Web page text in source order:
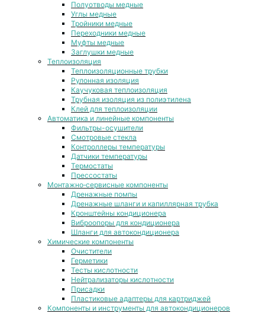
Полуотводы медные
Углы медные
Тройники медные
Переходники медные
Муфты медные
Заглушки медные
Теплоизоляция
Теплоизоляционные трубки
Рулонная изоляция
Каучуковая теплоизоляция
Трубная изоляция из полиэтилена
Клей для теплоизоляции
Автоматика и линейные компоненты
Фильтры-осушители
Смотровые стекла
Контроллеры температуры
Датчики температуры
Термостаты
Прессостаты
Монтажно‑сервисные компоненты
Дренажные помпы
Дренажные шланги и капиллярная трубка
Кронштейны кондиционера
Виброопоры для кондиционера
Шланги для автокондиционера
Химические компоненты
Очистители
Герметики
Тесты кислотности
Нейтрализаторы кислотности
Присадки
Пластиковые адаптеры для картриджей
Компоненты и инструменты для автокондиционеров